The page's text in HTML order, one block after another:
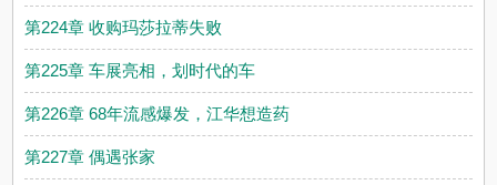
第224章 收购玛莎拉蒂失败
第225章 车展亮相，划时代的车
第226章 68年流感爆发，江华想造药
第227章 偶遇张家